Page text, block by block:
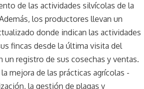
de las actividades silvícolas de la
los productores llevan un
donde indican las actividades
fincas desde la última visita del
un registro de sus cosechas y ventas.
mejora de las prácticas agrícolas -
la gestión de plagas y